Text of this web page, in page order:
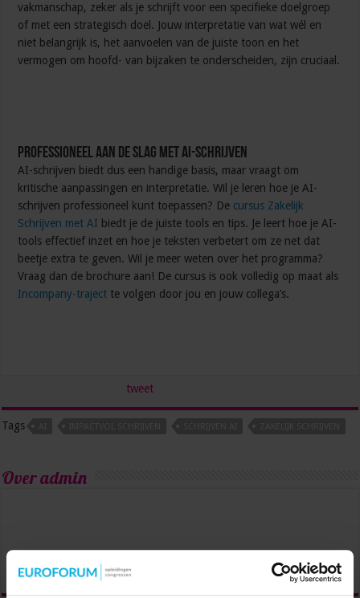
vakmanschap, zeker als je schrijft voor een specifieke doelgroep
of met een strategisch doel. Jouw interpretatie van wat wél en
niet belangrijk is, het aanvoelen van de juiste toon en het
vermogen om hoofd- van bijzaken te onderscheiden, zijn cruciaal.
Professioneel aan de slag met AI-schrijven
AI-schrijven biedt dus een handige basis, maar vraagt om
kritische aanpassingen en interpretatie. Wil je leren hoe je AI-
schrijven professioneel kunt toepassen? De cursus Zakelijk
Schrijven met AI biedt je de juiste tools en tips. Je leert hoe je AI-
tools effectief inzet en hoe je teksten verbetert om ze net dat
beetje extra te geven. Wil je meer weten over het programma?
Vraag dan de brochure aan! De cursus is ook volledig op maat als
Incompany-traject te volgen door jou en jouw collega’s.
tweet
Tags
Over admin